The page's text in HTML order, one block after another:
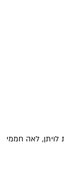
לויתן, לאה חממי